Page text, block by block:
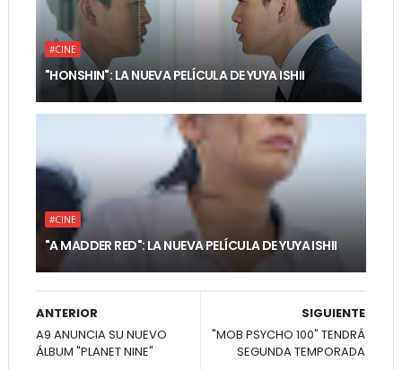
#CINE
"HONSHIN": LA NUEVA PELÍCULA DE YUYA ISHII
#CINE
"A MADDER RED": LA NUEVA PELÍCULA DE YUYA ISHII
SIGUIENTE
"MOB PSYCHO 100" TENDRÁ
SEGUNDA TEMPORADA
ANTERIOR
A9 ANUNCIA SU NUEVO
ÁLBUM "PLANET NINE"